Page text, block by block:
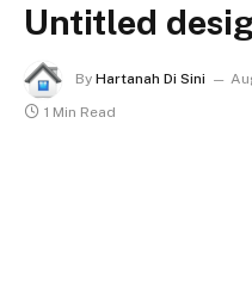
Untitled
By Hartanah Di Sini
1 Min Read